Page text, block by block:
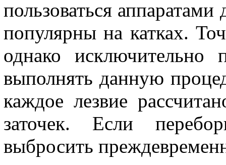
пользоваться аппаратами
популярны на катках.
однако
выполнять данную
каждое лезвие
заточек. Если
выбросить